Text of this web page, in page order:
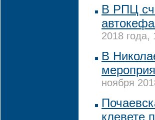
В РПЦ
2018 года,
В
ноября
клевете